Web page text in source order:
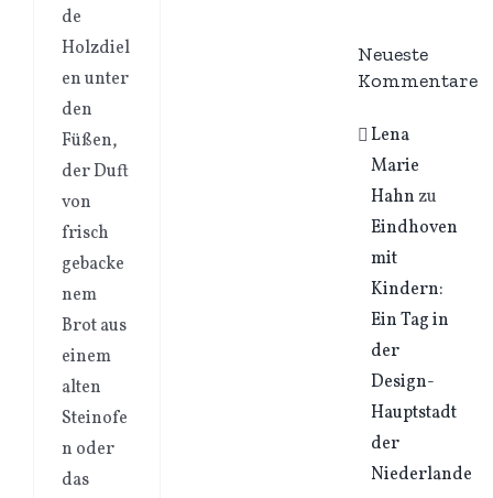
de
Holzdiel
en unter
den
Füßen,
der Duft
von
frisch
gebacke
nem
Brot aus
einem
alten
Steinofe
n oder
das
Neueste
Kommentare
Lena
Marie
Hahnzu
Eindhoven
mit
Kindern:
Ein Tag in
der
Design-
Hauptstadt
der
Niederlande